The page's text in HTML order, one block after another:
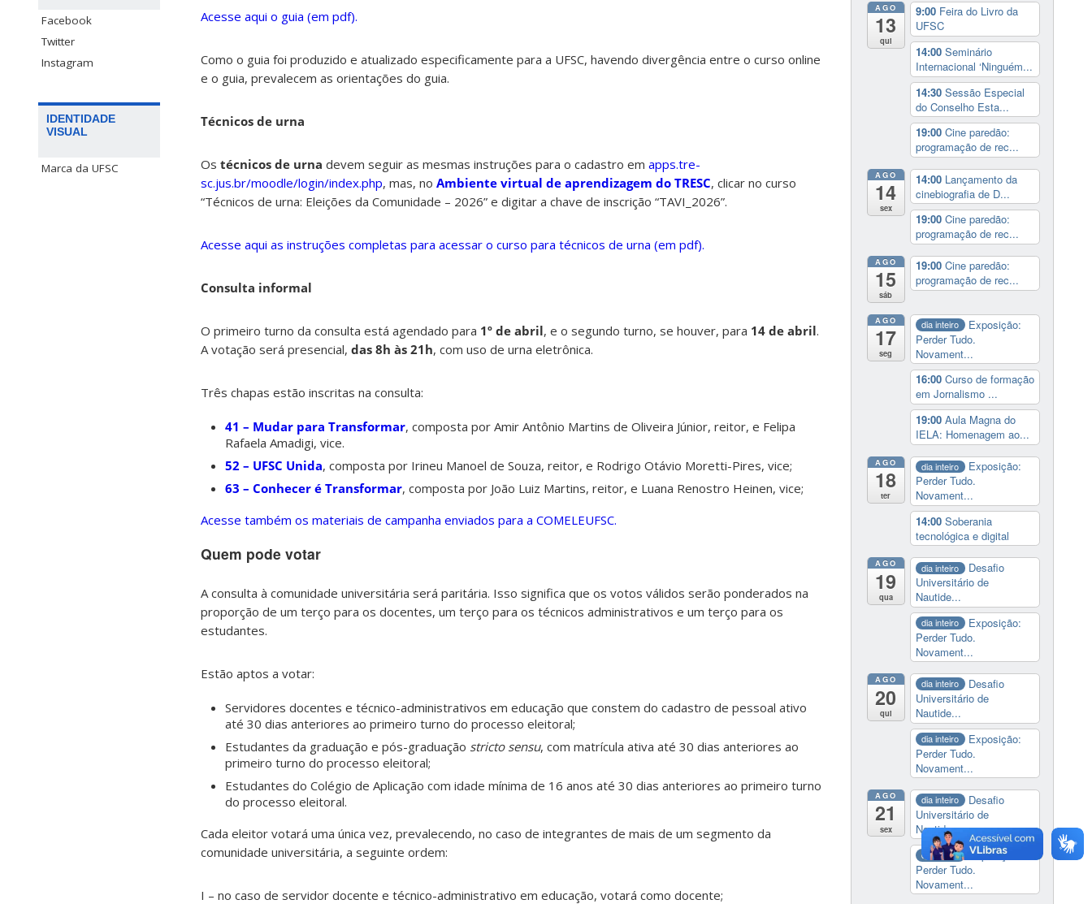
Facebook
Twitter
Instagram
IDENTIDADE
VISUAL
Marca da UFSC
Acesse aqui o guia (em pdf).
Como o guia foi produzido e atualizado especificamente para a UFSC, havendo divergência entre o curso online
e o guia, prevalecem as orientações do guia.
Técnicos de urna
Os técnicos de urna devem seguir as mesmas instruções para o cadastro em apps.tre-
sc.jus.br/moodle/login/index.php, mas, no Ambiente virtual de aprendizagem do TRESC, clicar no curso
“Técnicos de urna: Eleições da Comunidade – 2026” e digitar a chave de inscrição “TAVI_2026”.
Acesse aqui as instruções completas para acessar o curso para técnicos de urna (em pdf).
Consulta informal
O primeiro turno da consulta está agendado para 1º de abril, e o segundo turno, se houver, para 14 de abril.
A votação será presencial, das 8h às 21h, com uso de urna eletrônica.
Três chapas estão inscritas na consulta:
41 – Mudar para Transformar, composta por Amir Antônio Martins de Oliveira Júnior, reitor, e Felipa
Rafaela Amadigi, vice.
52 – UFSC Unida, composta por Irineu Manoel de Souza, reitor, e Rodrigo Otávio Moretti-Pires, vice;
63 – Conhecer é Transformar, composta por João Luiz Martins, reitor, e Luana Renostro Heinen, vice;
Acesse também os materiais de campanha enviados para a COMELEUFSC.
Quem pode votar
A consulta à comunidade universitária será paritária. Isso significa que os votos válidos serão ponderados na
proporção de um terço para os docentes, um terço para os técnicos administrativos e um terço para os
estudantes.
Estão aptos a votar:
Servidores docentes e técnico-administrativos em educação que constem do cadastro de pessoal ativo
até 30 dias anteriores ao primeiro turno do processo eleitoral;
Estudantes da graduação e pós-graduação stricto sensu, com matrícula ativa até 30 dias anteriores ao
primeiro turno do processo eleitoral;
Estudantes do Colégio de Aplicação com idade mínima de 16 anos até 30 dias anteriores ao primeiro turno
do processo eleitoral.
Cada eleitor votará uma única vez, prevalecendo, no caso de integrantes de mais de um segmento da
comunidade universitária, a seguinte ordem:
I – no caso de servidor docente e técnico-administrativo em educação, votará como docente;
AGO
13
qui
9:00 Feira do Livro da
UFSC
14:00 Seminário
Internacional ‘Ninguém...
14:30 Sessão Especial
do Conselho Esta...
19:00 Cine paredão:
programação de rec...
AGO
14
sex
14:00 Lançamento da
cinebiografia de D...
19:00 Cine paredão:
programação de rec...
AGO
15
sáb
19:00 Cine paredão:
programação de rec...
AGO
17
seg
dia inteiro
Exposição:
Perder Tudo.
Novament...
16:00 Curso de formação
em Jornalismo ...
19:00 Aula Magna do
IELA: Homenagem ao...
AGO
18
ter
dia inteiro
Exposição:
Perder Tudo.
Novament...
14:00 Soberania
tecnológica e digital
AGO
19
qua
dia inteiro
Desafio
Universitário de
Nautide...
dia inteiro
Exposição:
Perder Tudo.
Novament...
AGO
20
qui
dia inteiro
Desafio
Universitário de
Nautide...
dia inteiro
Exposição:
Perder Tudo.
Novament...
AGO
21
sex
dia inteiro
Desafio
Universitário de
Nautide...
dia inteiro
Exposição:
Perder Tudo.
Novament...